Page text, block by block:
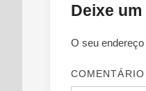
Deixe
O seu
COMENTÁRIO